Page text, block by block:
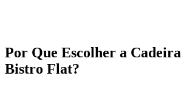
Por Que Escolher a
Bistro Flat?